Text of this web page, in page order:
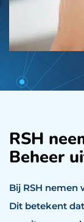
RSH
Beheer
Bij RSH nemen
Dit betekent